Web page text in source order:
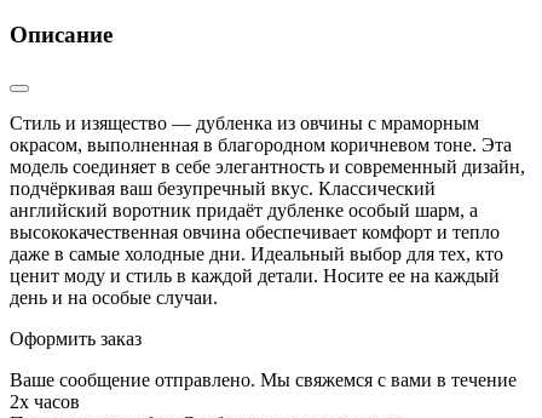
Описание
Стиль и изящество — дубленка из овчины с мраморным
окрасом, выполненная в благородном коричневом тоне. Эта
модель соединяет в себе элегантность и современный дизайн,
подчёркивая ваш безупречный вкус. Классический
английский воротник придаёт дубленке особый шарм, а
высококачественная овчина обеспечивает комфорт и тепло
даже в самые холодные дни. Идеальный выбор для тех, кто
ценит моду и стиль в каждой детали. Носите ее на каждый
день и на особые случаи.
Оформить заказ
Ваше сообщение отправлено. Мы свяжемся с вами в течение
2х часов